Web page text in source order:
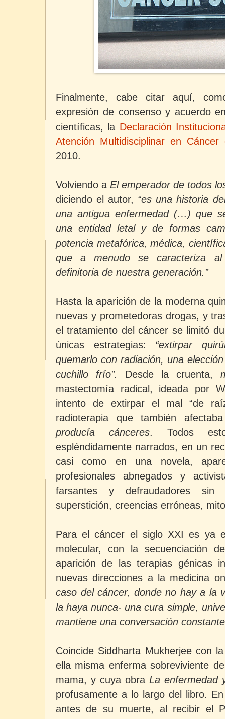
Finalmente, cabe citar aquí,
expresión de consenso y acuerdo
científicas, la Declaración
Atención Multidisciplinar en Cáncer
2010.
Volviendo a El emperador de todos
diciendo el autor, “es una historia
una antigua enfermedad (…) que
una entidad letal y de formas
potencia metafórica, médica,
que a menudo se caracteriza
definitoria de nuestra generación.”
Hasta la aparición de la moderna
nuevas y prometedoras drogas, y
el tratamiento del cáncer se limitó
únicas estrategias: “extirpar
quemarlo con radiación, una
cuchillo frío”.
Desde la cruenta,
mastectomía radical, ideada por
intento de extirpar el mal “de
radioterapia que también
producía cánceres. Todos
espléndidamente narrados, en un
casi como en una novela,
profesionales abnegados y
farsantes y defraudadores sin
superstición, creencias erróneas,
Para el cáncer el siglo XXI es ya
molecular, con la secuenciación
aparición de las terapias génicas
nuevas direcciones a la medicina
caso del cáncer, donde no hay a la
la haya nunca- una cura simple,
mantiene una conversación
Coincide Siddharta Mukherjee con
ella misma enferma sobreviviente
mama, y cuya obra La enfermedad
profusamente a lo largo del libro.
antes de su muerte, al recibir el